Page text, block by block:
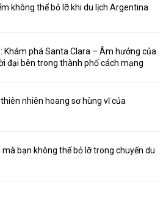
không thể bỏ lỡ khi du lịch Argentina
Khám phá Santa Clara – Âm hưởng của
đại bên trong thành phố cách mạng
nhiên hoang sơ hùng vĩ của
mà bạn không thể bỏ lỡ trong chuyến du